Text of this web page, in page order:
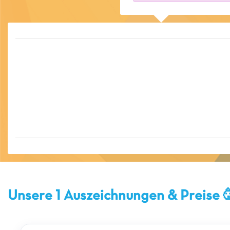
Unsere 1 Auszeichnungen & Preise